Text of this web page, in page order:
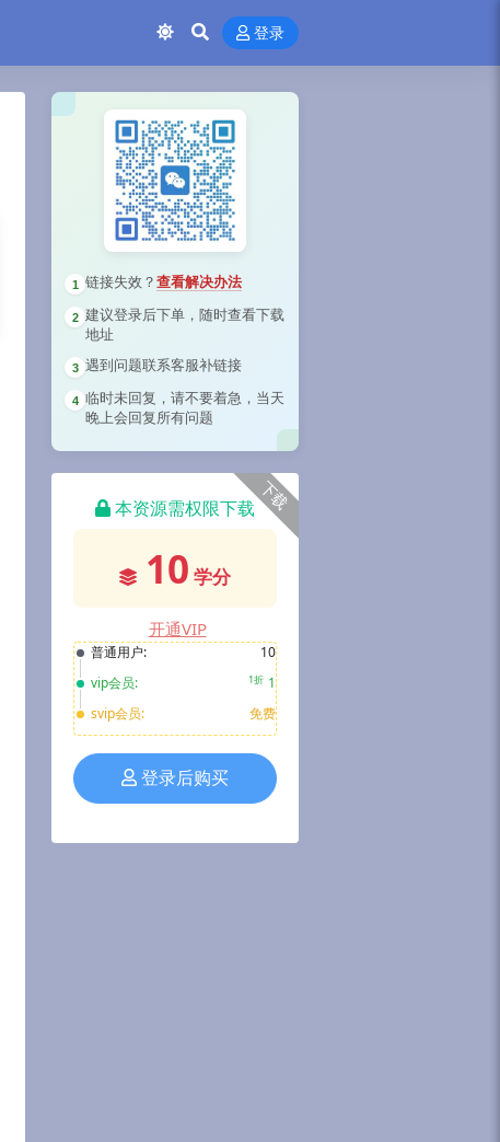
登录
1 链接失效？ 查看解决办法
2 建议登录后下单，随时查看下载
地址
3 遇到问题联系客服补链接
4 临时未回复，请不要着急，当天
晚上会回复所有问题
下载
本资源需权限下载
10 学分
开通VIP
普通用户:
10
vip会员:
1折 1
svip会员:
免费
登录后购买